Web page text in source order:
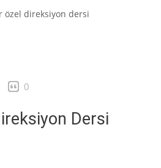
özel direksiyon dersi
0
Dersi